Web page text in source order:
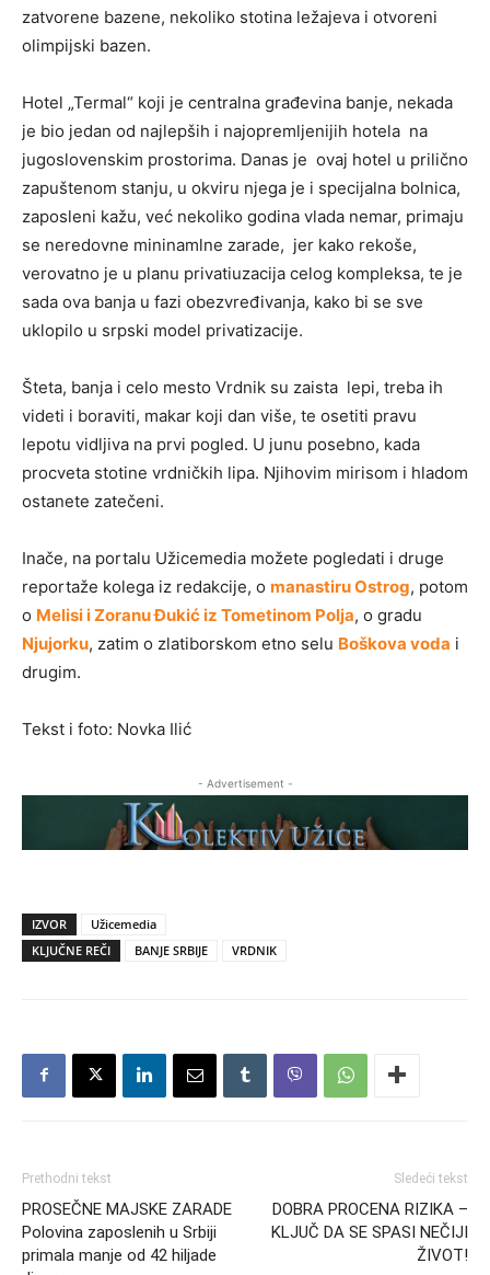
zatvorene bazene, nekoliko stotina ležajeva i otvoreni
olimpijski bazen.
Hotel „Termal“ koji je centralna građevina banje, nekada
je bio jedan od najlepših i najopremljenijih hotela na
jugoslovenskim prostorima. Danas je ovaj hotel u prilično
zapuštenom stanju, u okviru njega je i specijalna bolnica,
zaposleni kažu, već nekoliko godina vlada nemar, primaju
se neredovne mininamlne zarade, jer kako rekoše,
verovatno je u planu privatiuzacija celog kompleksa, te je
sada ova banja u fazi obezvređivanja, kako bi se sve
uklopilo u srpski model privatizacije.
Šteta, banja i celo mesto Vrdnik su zaista lepi, treba ih
videti i boraviti, makar koji dan više, te osetiti pravu
lepotu vidljiva na prvi pogled. U junu posebno, kada
procveta stotine vrdničkih lipa. Njihovim mirisom i hladom
ostanete zatečeni.
Inače, na portalu Užicemedia možete pogledati i druge
reportaže kolega iz redakcije, o manastiru Ostrog, potom
o Melisi i Zoranu Đukić iz Tometinom Polja, o gradu
Njujorku, zatim o zlatiborskom etno selu Boškova voda i
drugim.
Tekst i foto: Novka Ilić
- Advertisement -
IZVOR
Užicemedia
KLJUČNE REČI
BANJE SRBIJE VRDNIK
Prethodni tekst
PROSEČNE MAJSKE ZARADE
Polovina zaposlenih u Srbiji
primala manje od 42 hiljade
Sledeći tekst
DOBRA PROCENA RIZIKA –
KLJUČ DA SE SPASI NEČIJI
ŽIVOT!